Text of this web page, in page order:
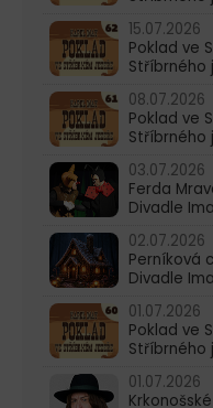
15.07.2026
Poklad ve
Stříbrného
08.07.2026
Poklad ve
Stříbrného
03.07.2026
Ferda
Divadle
02.07.2026
Perníková
Divadle
01.07.2026
Poklad ve
Stříbrného
01.07.2026